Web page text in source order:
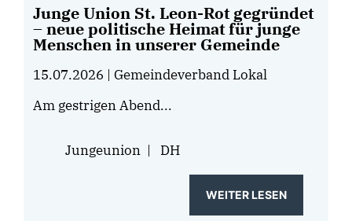
Junge Union St. Leon-Rot gegründet
– neue politische Heimat für junge
Menschen in unserer Gemeinde
15.07.2026 | Gemeindeverband Lokal
Am gestrigen Abend...
Jungeunion| DH
WEITER LESEN